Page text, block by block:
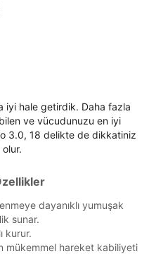
4
4
iyi hale getirdik. Daha fazla
ve vücudunuzu en iyi
3.0, 18 delikte de dikkatiniz
olur.
dayanıklı yumuşak
sunar.
kurur.
mükemmel hareket kabiliyeti
mail adresinize
büyük harf
,Hüküm ve Koşullar
Doğuş
Ticaret A.Ş.
amacıyla
Kodu
telefonunuza SMS
doğrulayın.
Kodu
telefonunuza SMS
doğrulayın.